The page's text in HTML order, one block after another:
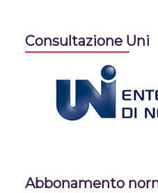
Consultazione Uni
Abbonamento